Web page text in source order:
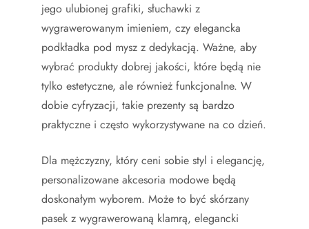
jego ulubionej grafiki, słuchawki z
wygrawerowanym imieniem, czy elegancka
podkładka pod mysz z dedykacją. Ważne, aby
wybrać produkty dobrej jakości, które będą nie
tylko estetyczne, ale również funkcjonalne. W
dobie cyfryzacji, takie prezenty są bardzo
praktyczne i często wykorzystywane na co dzień.
Dla mężczyzny, który ceni sobie styl i elegancję,
personalizowane akcesoria modowe będą
doskonałym wyborem. Może to być skórzany
pasek z wygrawerowaną klamrą, elegancki